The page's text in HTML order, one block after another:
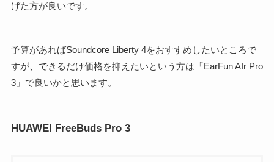
げた方が良いです。
予算があればSoundcore Liberty 4をおすすめしたいところで
すが、できるだけ価格を抑えたいという方は「EarFun AIr Pro
3」で良いかと思います。
HUAWEI FreeBuds Pro 3